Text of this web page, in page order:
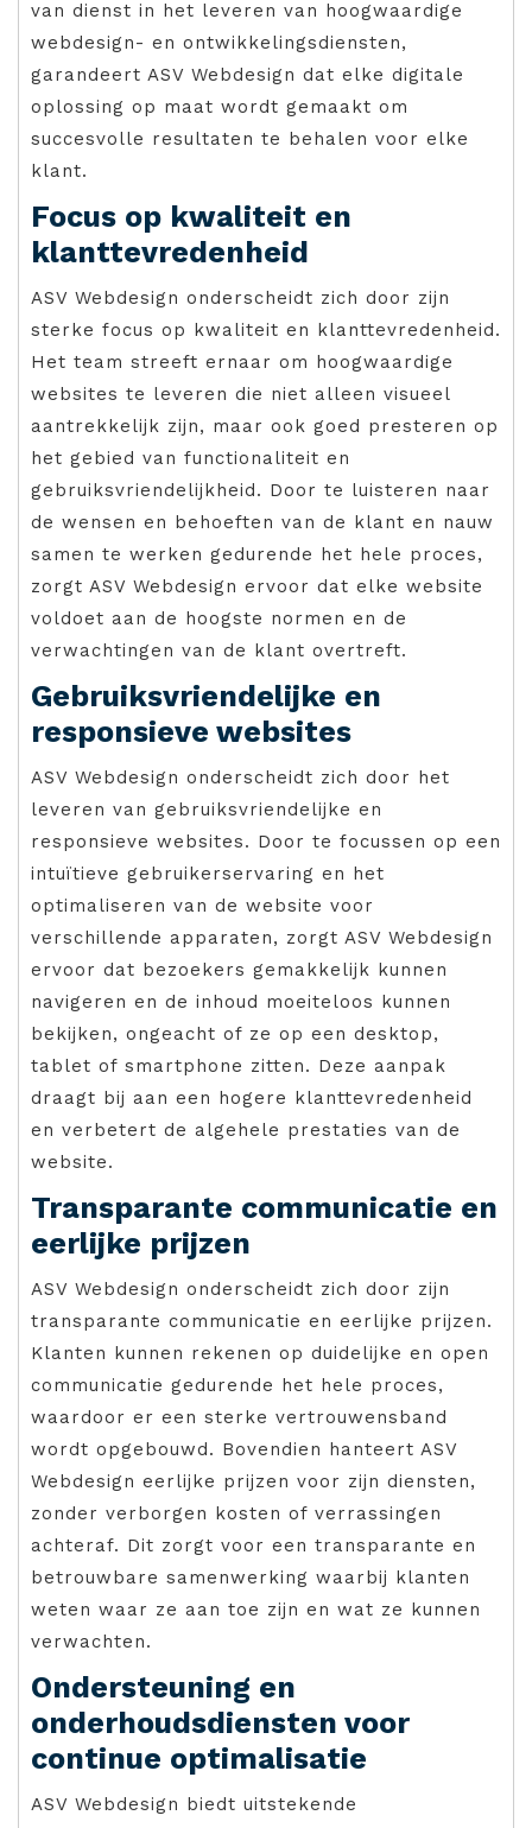
van dienst in het leveren van hoogwaardige
webdesign- en ontwikkelingsdiensten,
garandeert ASV Webdesign dat elke digitale
oplossing op maat wordt gemaakt om
succesvolle resultaten te behalen voor elke
klant.
Focus op kwaliteit en
klanttevredenheid
ASV Webdesign onderscheidt zich door zijn
sterke focus op kwaliteit en klanttevredenheid.
Het team streeft ernaar om hoogwaardige
websites te leveren die niet alleen visueel
aantrekkelijk zijn, maar ook goed presteren op
het gebied van functionaliteit en
gebruiksvriendelijkheid. Door te luisteren naar
de wensen en behoeften van de klant en nauw
samen te werken gedurende het hele proces,
zorgt ASV Webdesign ervoor dat elke website
voldoet aan de hoogste normen en de
verwachtingen van de klant overtreft.
Gebruiksvriendelijke en
responsieve websites
ASV Webdesign onderscheidt zich door het
leveren van gebruiksvriendelijke en
responsieve websites. Door te focussen op een
intuïtieve gebruikerservaring en het
optimaliseren van de website voor
verschillende apparaten, zorgt ASV Webdesign
ervoor dat bezoekers gemakkelijk kunnen
navigeren en de inhoud moeiteloos kunnen
bekijken, ongeacht of ze op een desktop,
tablet of smartphone zitten. Deze aanpak
draagt bij aan een hogere klanttevredenheid
en verbetert de algehele prestaties van de
website.
Transparante communicatie en
eerlijke prijzen
ASV Webdesign onderscheidt zich door zijn
transparante communicatie en eerlijke prijzen.
Klanten kunnen rekenen op duidelijke en open
communicatie gedurende het hele proces,
waardoor er een sterke vertrouwensband
wordt opgebouwd. Bovendien hanteert ASV
Webdesign eerlijke prijzen voor zijn diensten,
zonder verborgen kosten of verrassingen
achteraf. Dit zorgt voor een transparante en
betrouwbare samenwerking waarbij klanten
weten waar ze aan toe zijn en wat ze kunnen
verwachten.
Ondersteuning en
onderhoudsdiensten voor
continue optimalisatie
ASV Webdesign biedt uitstekende